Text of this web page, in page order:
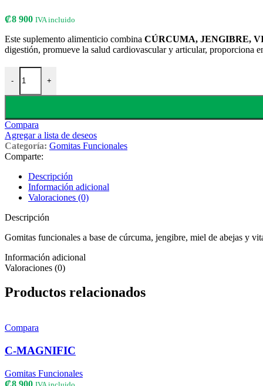
₡8 900 IVA incluido
Este suplemento alimenticio combina CÚRCUMA, JENGIBRE,
digestión, promueve la salud cardiovascular y articular, proporciona
- +
Compara
Agregar a lista de deseos
Categoría: Gomitas Funcionales
Comparte:
Descripción
Información adicional
Valoraciones (0)
Descripción
Gomitas funcionales a base de cúrcuma, jengibre, miel de abejas y
Información adicional
Valoraciones (0)
Productos relacionados
Compara
C-MAGNIFIC
Gomitas Funcionales
₡8 900